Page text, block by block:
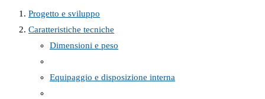
Progetto e sviluppo
Caratteristiche tecniche
Dimensioni e peso
Equipaggio e disposizione interna